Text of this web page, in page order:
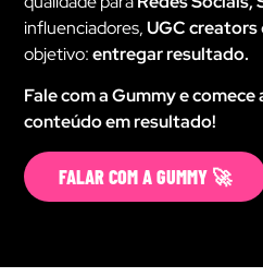
influenciadores,UGC creators
objetivo:entregar resultado.
Fale com a Gummy e
conteúdo em resultado!
FALAR COM A GUMMY 🚀